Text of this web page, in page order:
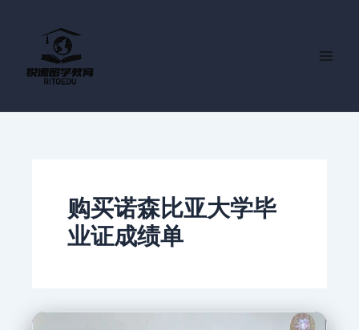
购买诺森比亚大学毕
业证成绩单